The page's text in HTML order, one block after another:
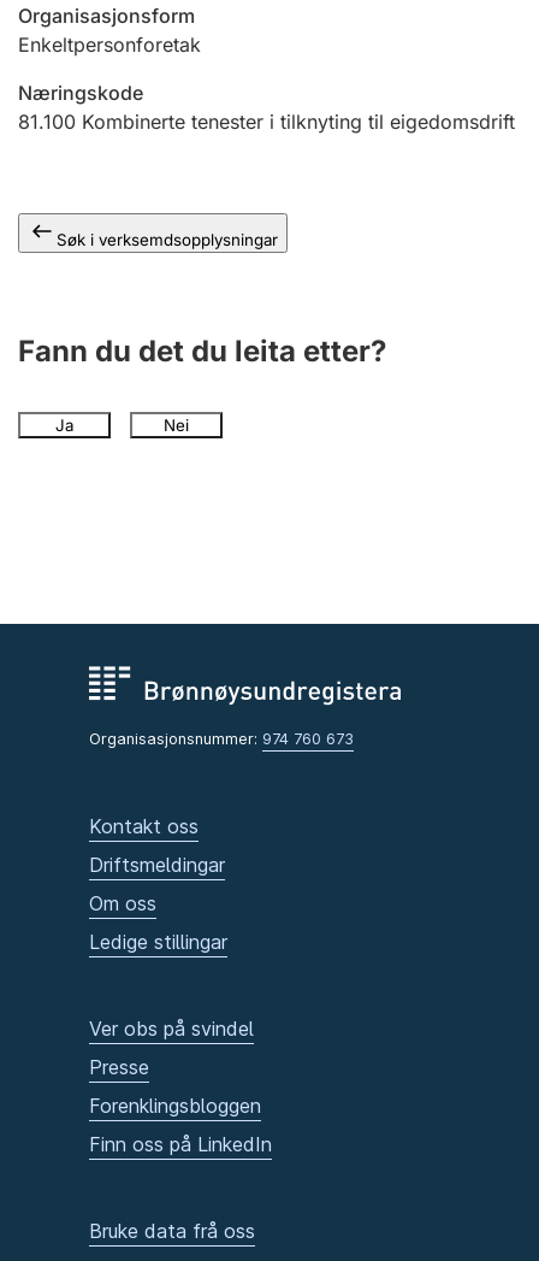
Ektepaktrettleiaren
Andre tema
Organisasjonsform
Enkeltpersonforetak
Næringskode
81.100 Kombinerte tenester i tilknyting til eigedomsdrift
Søk i verksemdsopplysningar
Fann du det du leita etter?
Ja Nei
Organisasjonsnummer: 974 760 673
Kontakt oss
Driftsmeldingar
Om oss
Ledige stillingar
Ver obs på svindel
Presse
Forenklingsbloggen
Finn oss på LinkedIn
Bruke data frå oss